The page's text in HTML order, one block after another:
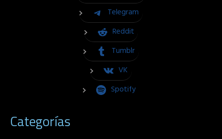
Telegram
Reddit
Tumblr
VK
Spotify
Categorías